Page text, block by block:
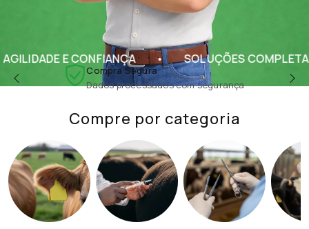
CONFIANÇA SOLUÇÕES COMPLETAS PARA O
Compra Segura
Dados processados com segurança
Compre por categoria